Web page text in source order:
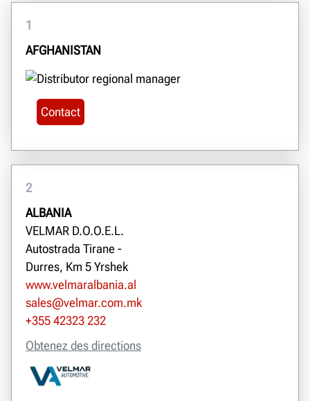
1
AFGHANISTAN
Contact
2
ALBANIA
VELMAR D.O.O.E.L.
Autostrada Tirane -
Durres, Km 5 Yrshek
www.velmaralbania.al
sales@velmar.com.mk
+355 42323 232
Obtenez des directions